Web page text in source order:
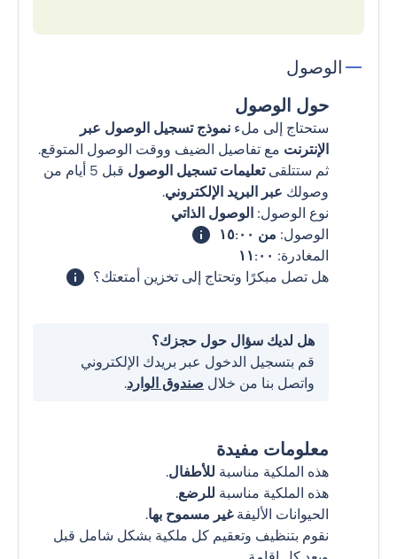
الوصول
حول الوصول
ستحتاج إلى ملء نموذج تسجيل الوصول عبر
الإنترنت مع تفاصيل الضيف ووقت الوصول المتوقع.
ثم ستتلقىتعليمات تسجيل الوصول
قبل 5 أيام من
وصولك عبر البريد الإلكتروني.
نوع الوصول: الوصول الذاتي
الوصول: من ١٥:٠٠
المغادرة: ١١:٠٠
هل تصل مبكرًا وتحتاج إلى تخزين أمتعتك؟
هل لديك سؤال حول حجزك؟
قم بتسجيل الدخول عبر بريدك الإلكتروني
واتصل بنا من خلال صندوق الوارد.
معلومات مفيدة
هذه الملكية مناسبة للأطفال.
هذه الملكية مناسبة للرضع.
الحيوانات الأليفةغير مسموح بها.
نقوم بتنظيف وتعقيم كل ملكية بشكل شامل قبل